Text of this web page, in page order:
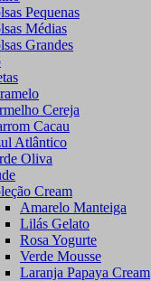
Pequenas
Médias
Grandes
Cereja
Cacau
Atlântico
Oliva
Cream
Amarelo Manteiga
Lilás Gelato
Rosa Yogurte
Verde Mousse
Laranja Papaya Cream